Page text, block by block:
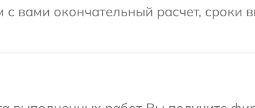
вами окончательный расчет, сроки